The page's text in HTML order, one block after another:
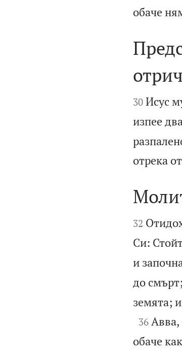
обаче


30 Исус
изпее
отрека


32
Си:
и
до
земята;

36 Авва,
обаче